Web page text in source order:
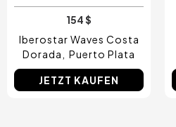
154 $
Iberostar Waves Costa
Dorada
Puerto Plata
JETZT KAUFEN